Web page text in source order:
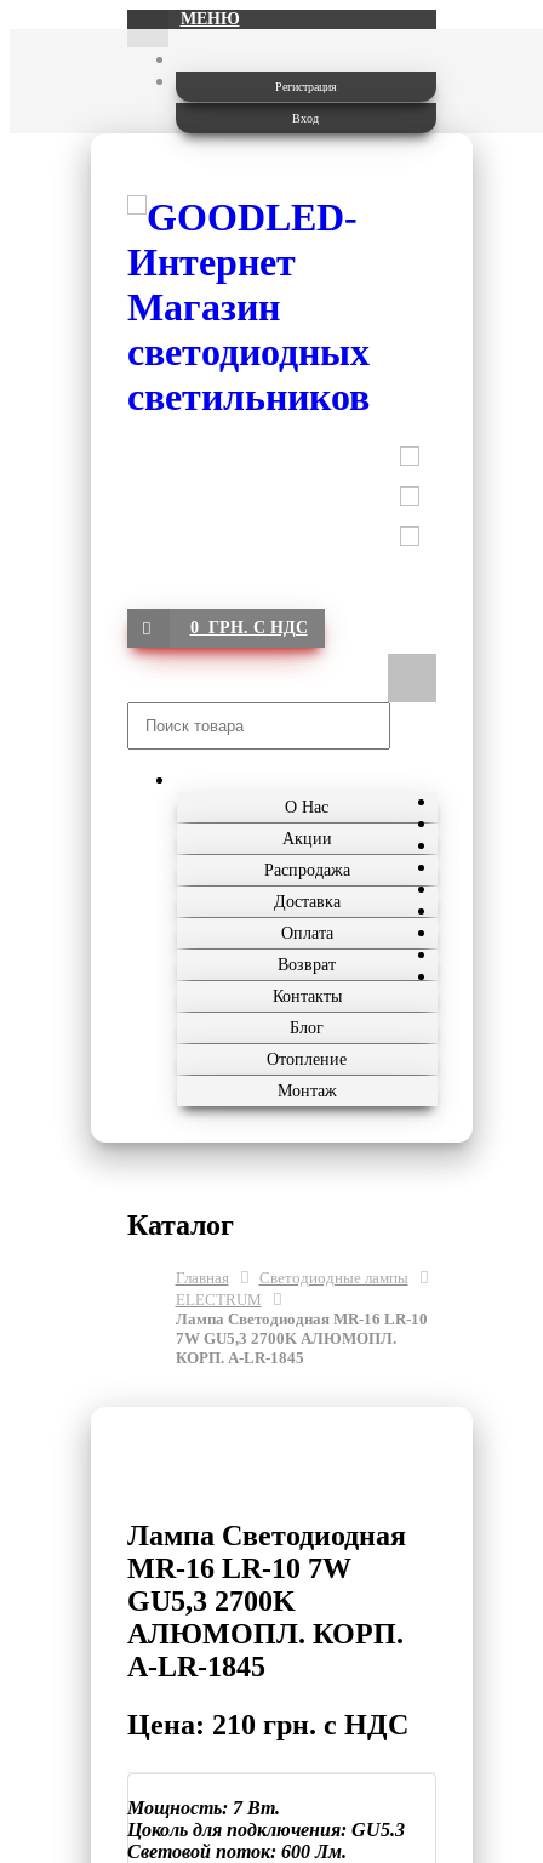
МЕНЮ
Регистрация
Вход
0 ГРН. С НДС
О Нас
Акции
Распродажа
Доставка
Оплата
Возврат
Контакты
Блог
Отопление
Монтаж
Каталог
Главная
Светодиодные лампы
ELECTRUM
Лампа Светодиодная MR-16 LR-10
7W GU5,3 2700K АЛЮМОПЛ.
КОРП. A-LR-1845
Лампа Светодиодная
MR-16 LR-10 7W
GU5,3 2700K
АЛЮМОПЛ. КОРП.
A-LR-1845
Цена: 210 грн. с НДС
Мощность: 7 Вт.
Цоколь для подключения: GU5.3
Световой поток: 600 Лм.